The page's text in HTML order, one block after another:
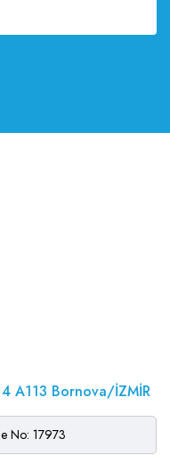
A113 Bornova/İZMİR
No: 17973